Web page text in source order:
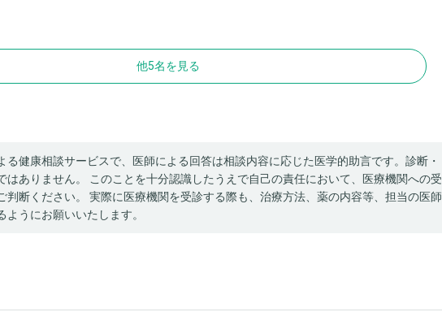
他5名を見る
る健康相談サービスで、医師による回答は相談内容に応じた医学的助言です。診断・
はありません。 このことを十分認識したうえで自己の責任において、医療機関への受
判断ください。 実際に医療機関を受診する際も、治療方法、薬の内容等、担当の医師
ようにお願いいたします。